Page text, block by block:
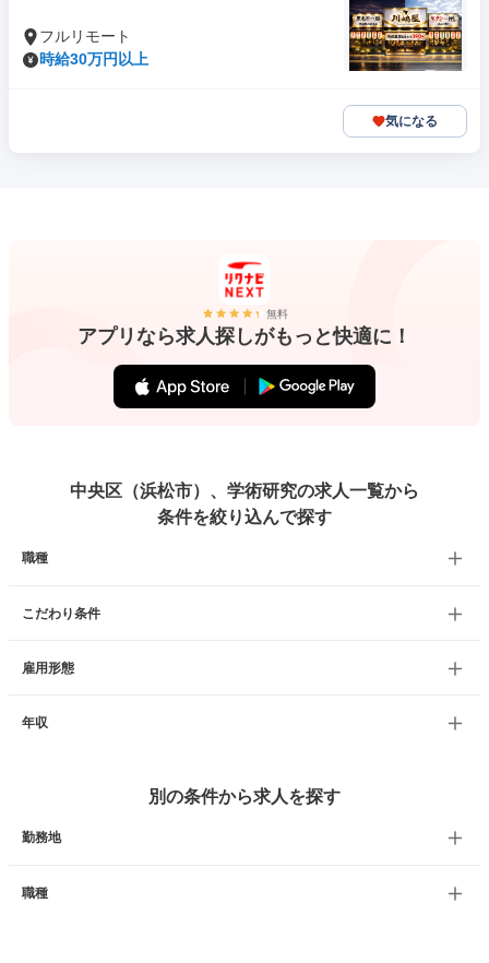
フルリモート
時給30万円以上
気になる
無料
アプリなら求人探しがもっと快適に！
中央区（浜松市）、学術研究の求人一覧から
条件を絞り込んで探す
職種
こだわり条件
雇用形態
年収
別の条件から求人を探す
勤務地
職種